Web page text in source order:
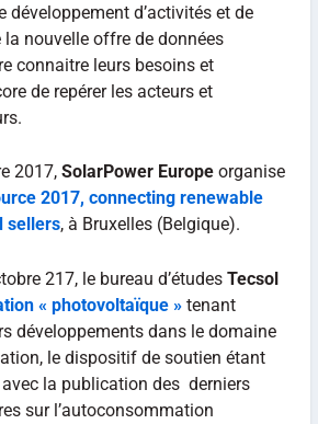
développement d’activités et de
nouvelle offre de données
connaitre leurs besoins et
de repérer les acteurs et
2017, SolarPower Europeorganise
2017, connecting renewable
sellers, à Bruxelles (Belgique).
217, le bureau d’études Tecsol
« photovoltaïque »tenant
développements dans le domaine
le dispositif de soutien étant
la publication des derniers
sur l’autoconsommation